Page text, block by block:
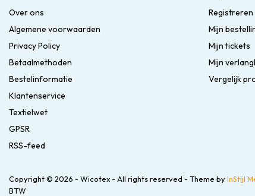
Over ons
Algemene voorwaarden
Privacy Policy
Betaalmethoden
Bestelinformatie
Klantenservice
Textielwet
GPSR
RSS-feed
Registreren
Mijn
Mijn tickets
Mijn
Vergelijk
Copyright © 2026 - Wicotex - All rights reserved - Theme byInStijl
BTW